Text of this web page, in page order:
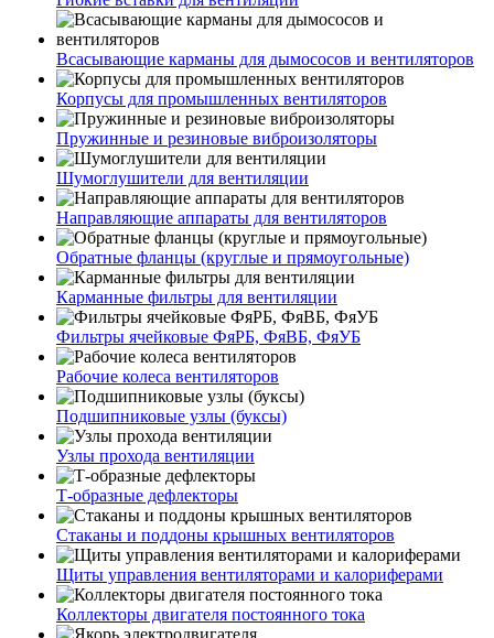
Всасывающие карманы для дымососов и вентиляторов
Корпусы для промышленных вентиляторов
Пружинные и резиновые виброизоляторы
Шумоглушители для вентиляции
Направляющие аппараты для вентиляторов
Обратные фланцы (круглые и прямоугольные)
Карманные фильтры для вентиляции
Фильтры ячейковые ФяРБ, ФяВБ, ФяУБ
Рабочие колеса вентиляторов
Подшипниковые узлы (буксы)
Узлы прохода вентиляции
Т-образные дефлекторы
Стаканы и поддоны крышных вентиляторов
Щиты управления вентиляторами и калориферами
Коллекторы двигателя постоянного тока